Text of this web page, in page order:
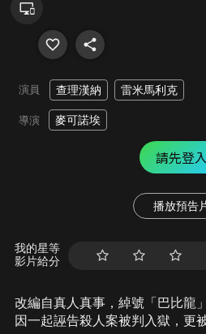
演員 查理漢納 雷米馬利克
導演 麥可諾埃
請先登入
播放預告
我的星等
影片給分
改編自真人真事，綽號「巴比龍
因一起誣告殺人案被判入獄，更